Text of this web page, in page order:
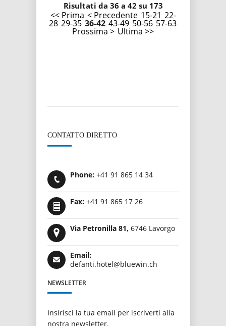
Risultati da 36 a 42 su 173
<< Prima < Precedente 15-21 22-
28 29-35 36-42 43-49 50-56 57-63
Prossima > Ultima >>
CONTATTO DIRETTO
Phone: +41 91 865 14 34
Fax: +41 91 865 17 26
Via Petronilla 81, 6746 Lavorgo
Email:
defanti.hotel@bluewin.ch
NEWSLETTER
Insirisci la tua email per iscriverti alla
nostra newsletter.